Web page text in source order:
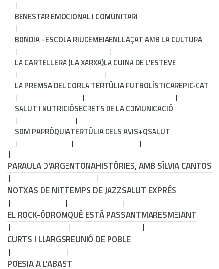
BENESTAR EMOCIONAL I COMUNITARI
BONDIA - ESCOLA RIUDEMEIAENLLAÇAT AMB LA CULTURA
LA CARTELLERA (LA XARXA)LA CUINA DE L'ESTEVE
LA PREMSA DEL CORLA TERTÚLIA FUTBOLÍSTICAREPIC·CAT
SALUT I NUTRICIÓSECRETS DE LA COMUNICACIÓ
SOM PARRÒQUIATERTÚLIA DELS AVIS+QSALUT
PARAULA D'ARGENTONAHISTÒRIES, AMB SÍLVIA CANTOS
NOTXAS DE NITTEMPS DE JAZZSALUT EXPRÉS
EL ROCK-ÒDROMQUÈ ESTÀ PASSANTMARESMEJANT
CURTS I LLARGSREUNIÓ DE POBLE
POESIA A L'ABAST